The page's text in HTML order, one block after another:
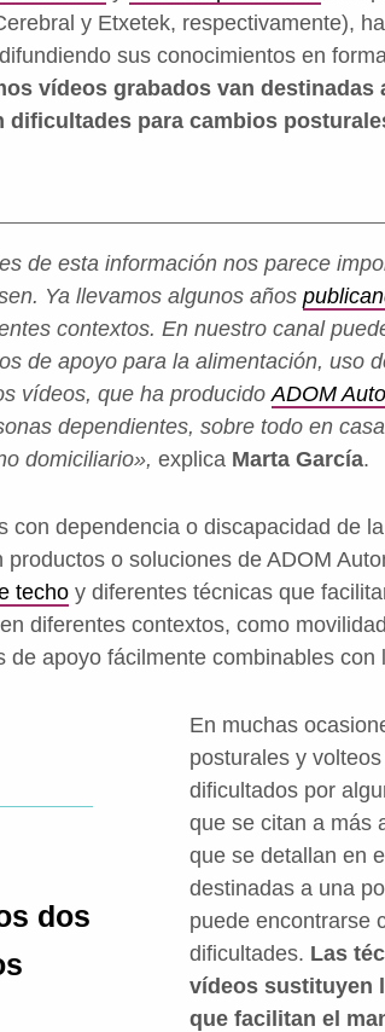
y Etxetek, respectivamente),
sus conocimientos en
vídeos grabados van destinadas
para cambios
de esta información nos parece
Ya llevamos algunos años
contextos. En nuestro canal
de apoyo para la alimentación, uso
vídeos, que ha producido ADOM
dependientes, sobre todo en
domiciliario», explica Marta García.
con dependencia o discapacidad de
o soluciones de ADOM
techo y diferentes técnicas que
diferentes contextos, como
apoyo fácilmente combinables con
dos
En muchas
posturales y
dificultados por
que se citan a más
que se detallan en
destinadas a una
puede encontrarse
dificultades. Las
vídeos sustituyen
que facilitan el